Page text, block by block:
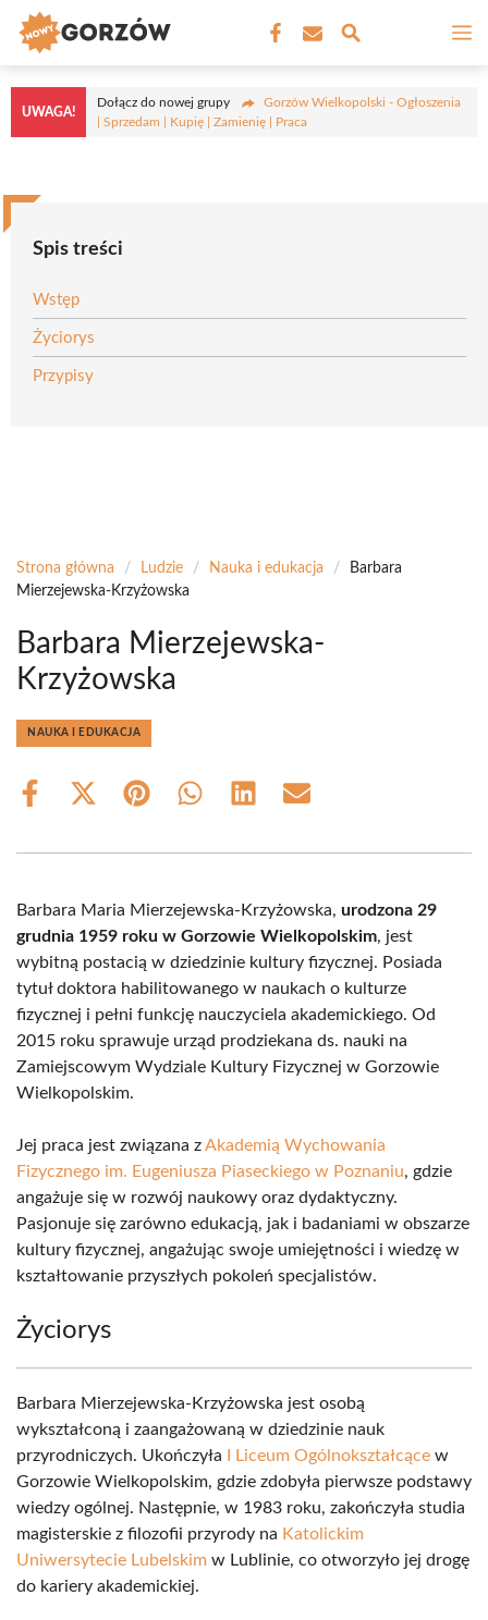
Przejdź
treści
UWAGA!
Dołącz do nowej grupy
Gorzów Wielkopolski - Ogłoszenia
| Sprzedam | Kupię | Zamienię | Praca
Spis treści
Wstęp
Życiorys
Przypisy
Strona główna / Ludzie / Nauka i edukacja /
Barbara
Mierzejewska-Krzyżowska
Barbara Mierzejewska-
Krzyżowska
NAUKA I EDUKACJA
Share
Share
(Twitter)
Share Share Share Share
Barbara Maria Mierzejewska-Krzyżowska, urodzona 29
grudnia 1959 roku w Gorzowie Wielkopolskim, jest
wybitną postacią w dziedzinie kultury fizycznej. Posiada
tytuł doktora habilitowanego w naukach o kulturze
fizycznej i pełni funkcję nauczyciela akademickiego. Od
2015 roku sprawuje urząd prodziekana ds. nauki na
Zamiejscowym Wydziale Kultury Fizycznej w Gorzowie
Wielkopolskim.
Jej praca jest związana zAkademią Wychowania
Fizycznego im. Eugeniusza Piaseckiego w Poznaniu, gdzie
angażuje się w rozwój naukowy oraz dydaktyczny.
Pasjonuje się zarówno edukacją, jak i badaniami w obszarze
kultury fizycznej, angażując swoje umiejętności i wiedzę w
kształtowanie przyszłych pokoleń specjalistów.
Życiorys
Barbara Mierzejewska-Krzyżowska jest osobą
wykształconą i zaangażowaną w dziedzinie nauk
przyrodniczych. Ukończyła
I Liceum Ogólnokształcące w
Gorzowie Wielkopolskim, gdzie zdobyła pierwsze podstawy
wiedzy ogólnej. Następnie, w 1983 roku, zakończyła studia
magisterskie z filozofii przyrody na Katolickim
Uniwersytecie Lubelskim w Lublinie, co otworzyło jej drogę
do kariery akademickiej.